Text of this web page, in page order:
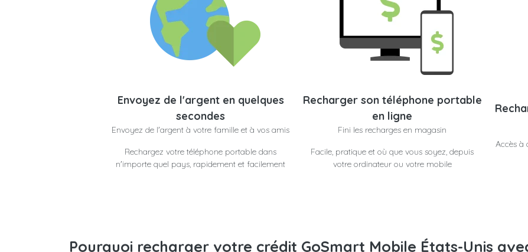
Envoyez de l'argent en quelques
secondes
Envoyez de l'argent à votre famille et à vos amis
Rechargez votre téléphone portable dans
n'importe quel pays, rapidement et facilement
Recharger son téléphone portable
en ligne
Fini les recharges en magasin
Facile, pratique et où que vous soyez, depuis
votre ordinateur ou votre mobile
Accès à
Pourquoi recharger votre crédit GoSmart Mobile États-Unis